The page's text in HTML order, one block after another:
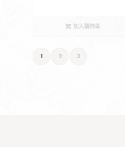
加入購物車
1 2 3